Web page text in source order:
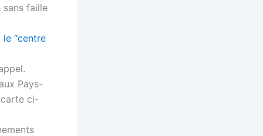
sans faille
le “centre
Pays-
carte ci-